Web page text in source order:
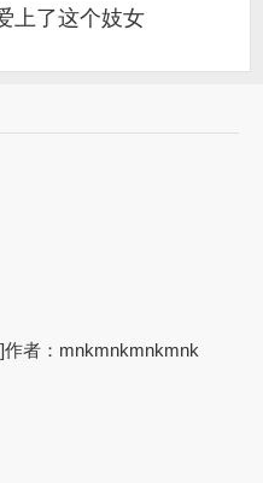
上了这个妓女
者：mnkmnkmnkmnk